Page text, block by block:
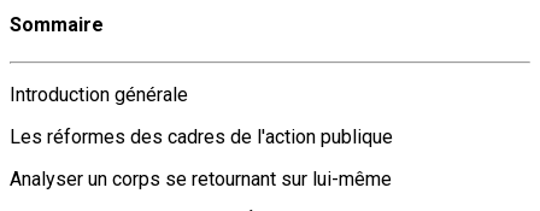
Sommaire
Introduction générale
Les réformes des cadres de l'action publique
Analyser un corps se retournant sur lui-même